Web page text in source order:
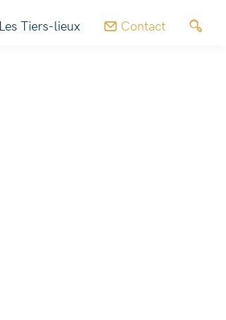
Les Tiers-lieux Contact